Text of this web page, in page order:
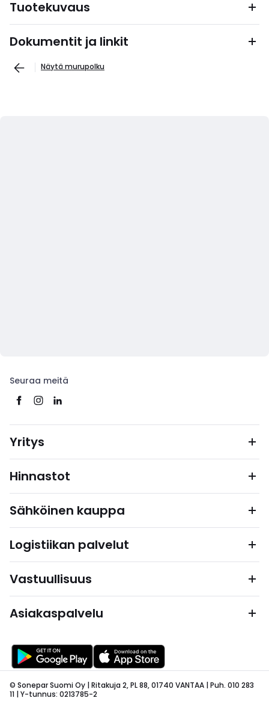
Tuotekuvaus
Dokumentit ja linkit
Näytä murupolku
Seuraa meitä
Yritys
Hinnastot
Sähköinen kauppa
Logistiikan palvelut
Vastuullisuus
Asiakaspalvelu
© Sonepar Suomi Oy | Ritakuja 2, PL 88, 01740 VANTAA | Puh. 010 283
11 | Y-tunnus: 0213785-2